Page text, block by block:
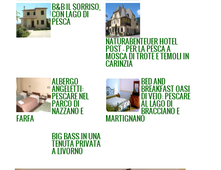
B&B IL SORRISO,
CON LAGO DI
PESCA
NATURABENTEUER HOTEL
POST - PER LA PESCA A
MOSCA DI TROTE E TEMOLI IN
CARINZIA
ALBERGO
ANGELETTI:
PESCARE NEL
PARCO DI
NAZZANO E
FARFA
BED AND
BREAKFAST OASI
DI VEIO: PESCARE
AL LAGO DI
BRACCIANO E
MARTIGNANO
BIG BASS IN UNA
TENUTA PRIVATA
A LIVORNO